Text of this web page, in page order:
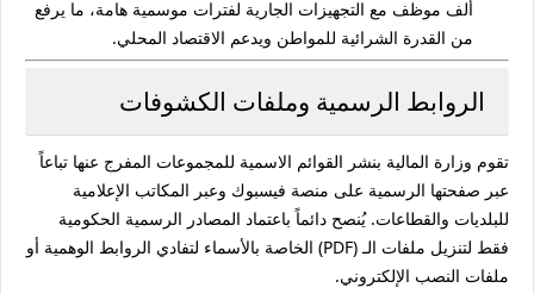
ألف موظف مع التجهيزات الجارية لفترات موسمية هامة، ما يرفع
من القدرة الشرائية للمواطن ويدعم الاقتصاد المحلي.
الروابط الرسمية وملفات الكشوفات
تقوم وزارة المالية بنشر القوائم الاسمية للمجموعات المفرج عنها تباعاً
عبر صفحتها الرسمية على منصة فيسبوك وعبر المكاتب الإعلامية
للبلديات والقطاعات. يُنصح دائماً باعتماد المصادر الرسمية الحكومية
فقط لتنزيل ملفات الـ (PDF) الخاصة بالأسماء لتفادي الروابط الوهمية أو
ملفات النصب الإلكتروني.